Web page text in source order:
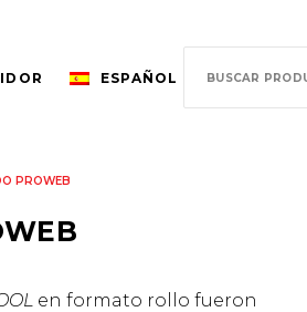
ESPAÑOL
PROWEB
en formato rollo fueron